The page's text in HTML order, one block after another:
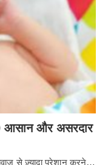
आसान और असरदार
से ज़्यादा परेशान करने…